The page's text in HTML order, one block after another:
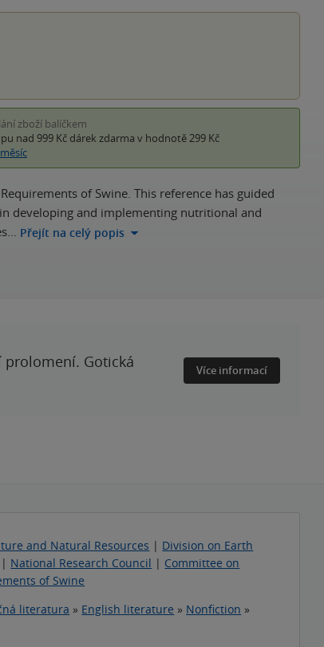
zboží balíčkem
nad 999 Kč dárek zdarma v hodnotě 299 Kč
of Swine. This reference has guided
developing and implementing nutritional and
Přejít na celý popis
prolomení. Gotická
Více informací
and Natural Resources | Division on Earth
| National Research Council | Committee on
of Swine
literatura » English literature » Nonfiction »